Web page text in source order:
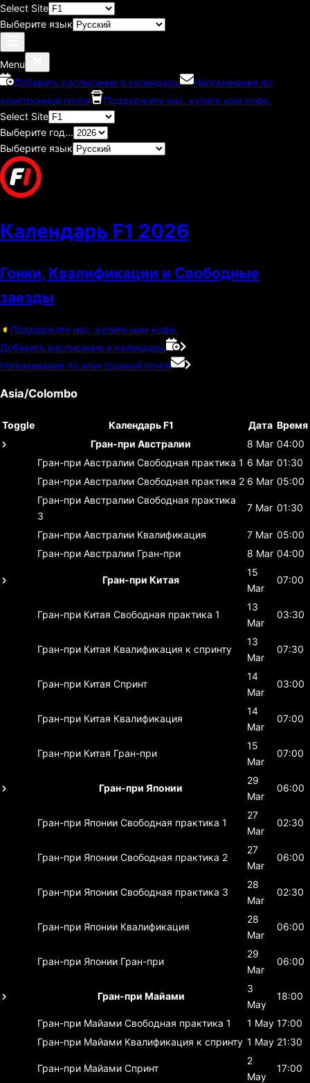
Select Site
Выберите язык
Menu
Добавить расписание в календарь
Напоминания по
электронной почте
Поддержите нас, купите нам кофе.
Select Site
Выберите год...
Выберите язык
Календарь F1 2026
Гонки, Квалификации и Свободные
заезды
Поддержите нас, купите нам кофе.
Добавить расписание в календарь
Напоминания по электронной почте
Asia/Colombo
Toggle Календарь F1 Дата Время
Гран-при Австралии
8 Mar 04:00
Гран-при Австралии Свободная практика 1 6 Mar 01:30
Гран-при Австралии Свободная практика 2 6 Mar 05:00
Гран-при Австралии Свободная практика
3
7 Mar 01:30
Гран-при Австралии Квалификация 7 Mar 05:00
Гран-при Австралии Гран-при 8 Mar 04:00
Гран-при Китая
15
Mar
07:00
Гран-при Китая Свободная практика 1
13
Mar
03:30
Гран-при Китая Квалификация к спринту
13
Mar
07:30
Гран-при Китая Спринт
14
Mar
03:00
Гран-при Китая Квалификация
14
Mar
07:00
Гран-при Китая Гран-при
15
Mar
07:00
Гран-при Японии
29
Mar
06:00
Гран-при Японии Свободная практика 1
27
Mar
02:30
Гран-при Японии Свободная практика 2
27
Mar
06:00
Гран-при Японии Свободная практика 3
28
Mar
02:30
Гран-при Японии Квалификация
28
Mar
06:00
Гран-при Японии Гран-при
29
Mar
06:00
Гран-при Майами
3
May
18:00
Гран-при Майами Свободная практика 1 1 May 17:00
Гран-при Майами Квалификация к спринту 1 May 21:30
Гран-при Майами Спринт
2
May
17:00